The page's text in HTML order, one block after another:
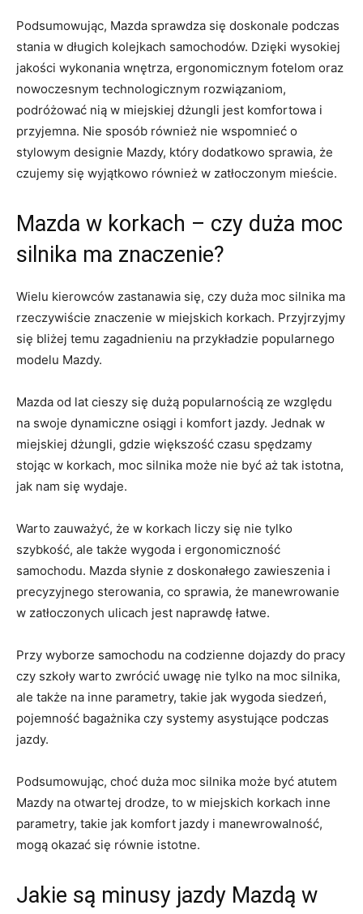
Podsumowując, ‍Mazda sprawdza się doskonale podczas
stania w długich kolejkach ⁣samochodów. Dzięki‍ wysokiej
jakości wykonania wnętrza, ergonomicznym⁣ fotelom ‍oraz
nowoczesnym technologicznym rozwiązaniom,
podróżować nią⁣ w miejskiej ⁤dżungli jest komfortowa i
przyjemna. Nie​ sposób ​również⁣ nie wspomnieć o
stylowym​ designie Mazdy,⁢ który dodatkowo sprawia, ⁣że
czujemy się ⁢wyjątkowo również ⁣w‍ zatłoczonym ​mieście.
Mazda w korkach – ‌czy⁤ duża moc
⁣silnika ma znaczenie?
Wielu kierowców zastanawia ‌się, czy⁤ duża moc silnika ma
rzeczywiście znaczenie ⁣w miejskich korkach.‍ Przyjrzyjmy​
się bliżej ‍temu zagadnieniu na przykładzie popularnego
modelu ​Mazdy.
Mazda od lat cieszy się dużą popularnością ⁢ze względu⁤
na swoje⁣ dynamiczne osiągi i ⁣komfort jazdy. Jednak w
⁣miejskiej ⁣dżungli, gdzie⁣ większość czasu ​spędzamy
stojąc w korkach,‍ moc silnika może nie ⁢być aż tak istotna,
jak nam się ⁣wydaje.
Warto zauważyć,​ że w korkach​ liczy ​się nie ⁤tylko
szybkość, ale także⁤ wygoda⁢ i ergonomiczność
samochodu. Mazda słynie z doskonałego zawieszenia⁤ i⁢
precyzyjnego sterowania, co sprawia, ​że manewrowanie
w zatłoczonych ulicach⁣ jest naprawdę łatwe.
Przy wyborze samochodu‍ na codzienne dojazdy do pracy⁣
czy szkoły warto zwrócić uwagę nie ⁣tylko na moc ⁣silnika,
ale także na ⁣inne ⁣parametry, takie ⁣jak wygoda ⁢siedzeń,
pojemność bagażnika ‌czy⁣ systemy asystujące podczas‍
jazdy.
Podsumowując, choć ⁢duża ⁤moc silnika może ⁢być ⁣atutem⁣
Mazdy na otwartej drodze, to‍ w‌ miejskich ⁤korkach⁤ inne
parametry, takie jak komfort jazdy ‍i manewrowalność,
mogą ‍okazać ‍się równie istotne.
Jakie są minusy jazdy​ Mazdą ​w